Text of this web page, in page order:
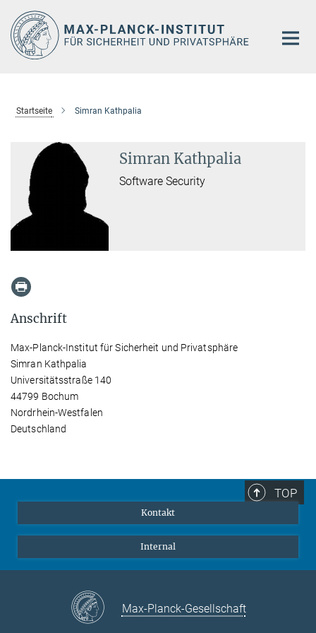
Hauptinhalt
Startseite Simran Kathpalia
Simran Kathpalia
Software Security
Anschrift
Max-Planck-Institut für Sicherheit und Privatsphäre
Simran Kathpalia
Universitätsstraße 140
44799 Bochum
Nordrhein-Westfalen
Deutschland
TOP
Kontakt
Internal
Max-Planck-Gesellschaft